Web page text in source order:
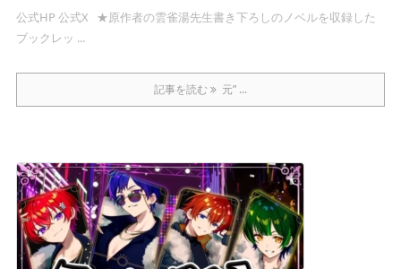
公式HP 公式X ★原作者の雲雀湯先生書き下ろしのノベルを収録した
ブックレッ ...
記事を読む 元” ...